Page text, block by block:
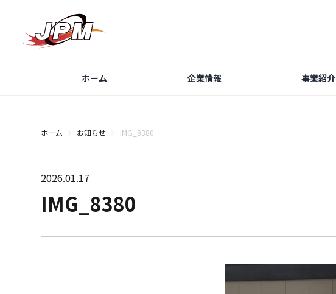
ホーム 企業情報 事業紹介
ホーム お知らせ IMG_8380
2026.01.17
IMG_8380